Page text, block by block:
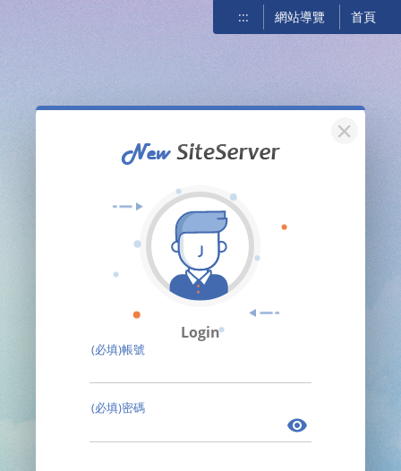
::: 網站導覽 首頁
關閉
Login
(必填)帳號
(必填)密碼